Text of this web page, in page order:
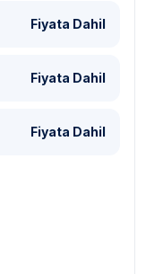
Fiyata Dahil
Fiyata Dahil
Fiyata Dahil